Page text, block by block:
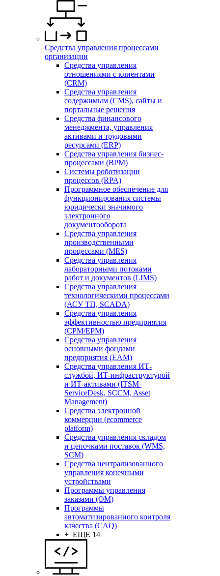
Средства управления процессами
организации
Средства управления
отношениями с клиентами
(CRM)
Средства управления
содержимым (CMS), сайты и
портальные решения
Средства финансового
менеджмента, управления
активами и трудовыми
ресурсами (ERP)
Средства управления бизнес-
процессами (BPM)
Системы роботизации
процессов (RPA)
Программное обеспечение для
функционирования системы
юридически значимого
электронного
документооборота
Средства управления
производственными
процессами (MES)
Средства управления
лабораторными потоками
работ и документов (LIMS)
Средства управления
технологическими процессами
(АСУ ТП, SCADA)
Средства управления
эффективностью предприятия
(CPM/EPM)
Средства управления
основными фондами
предприятия (EAM)
Средства управления ИТ-
службой, ИТ-инфраструктурой
и ИТ-активами (ITSM-
ServiceDesk, SCCM, Asset
Management)
Средства электронной
коммерции (ecommerce
platform)
Средства управления складом
и цепочками поставок (WMS,
SCM)
Средства централизованного
управления конечными
устройствами
Программы управления
заказами (OM)
Программы
автоматизированного контроля
качества (CAQ)
+ ЕЩЕ 14